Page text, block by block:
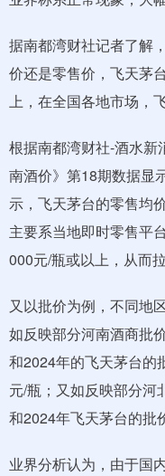
据南都湾财社记者了解
价还是零售价，飞天茅
上，在全国各地市场，
根据南都湾财社-酒水新
南酒价》第18期数据显
示，飞天茅台的零售均
主要系当地即时零售平
000元/瓶或以上，从而
又以批价为例，不同地
如反映部分河南酒商批
和2024年的飞天茅台的
元/瓶；又如反映部分河
和2024年飞天茅台的批
业界分析认为，由于国